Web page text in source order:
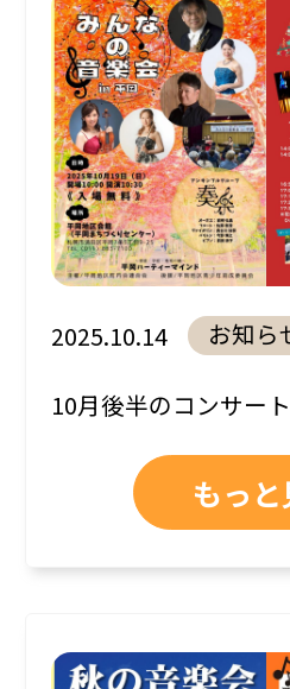
2025.10.14 お知ら
10月後半のコンサー
もっ